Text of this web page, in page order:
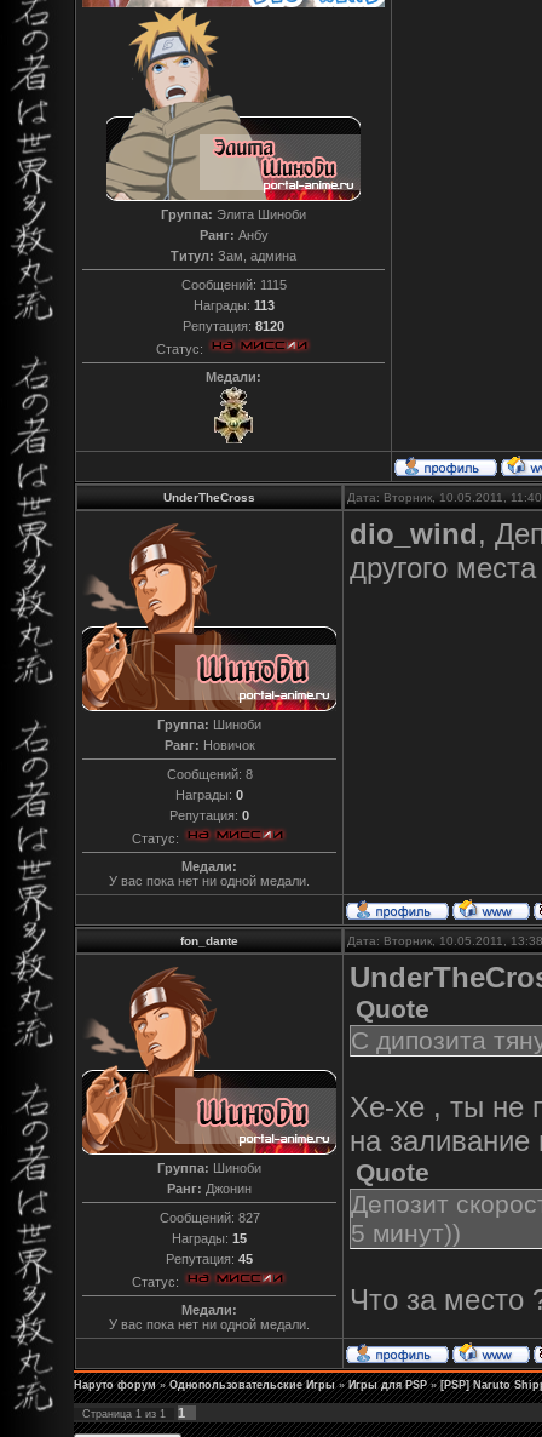
Группа: Элита Шиноби
Ранг: Анбу
Титул: Зам, админа
Сообщений: 1115
Награды: 113
Репутация: 8120
Статус:
Медали:
UnderTheCross Дата: Вторник, 10.05.2011,
Группа: Шиноби
Ранг: Новичок
Сообщений: 8
Награды: 0
Репутация: 0
Статус:
Медали:
У вас пока нет ни одной медали.
dio_wind,
другого
fon_dante Дата: Вторник, 10.05.2011,
Группа: Шиноби
Ранг: Джонин
Сообщений: 827
Награды: 15
Репутация: 45
Статус:
Медали:
У вас пока нет ни одной медали.
Quote
С дипозита
Хе-хе , ты не
на
Quote
Депозит
5 минут))
Что за место
Наруто форум » Однопользовательские Игры » Игры для PSP » [PSP] Naruto
Страница 1 из 1 1